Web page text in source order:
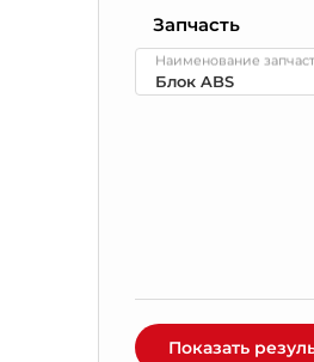
Запчасть
Наименование
Показать